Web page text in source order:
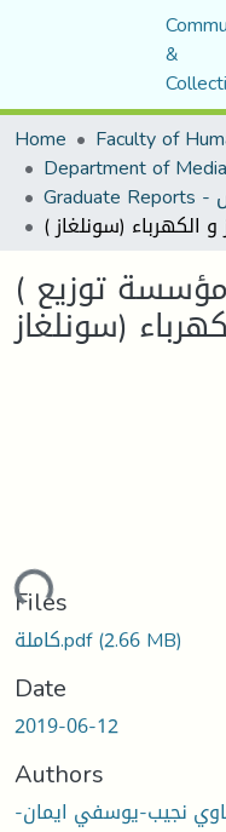
&
Home
( العلاقات العامة في مؤسسة توزيع
(سونلغاز
Files
كاملة.pdf(2.66 MB)
Date
2019-06-12
Authors
نجيب-يوسفي ايمان